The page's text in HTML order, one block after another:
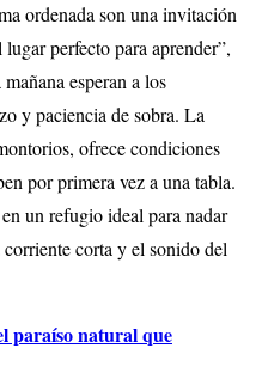
ordenada son una invitación
perfecto para aprender”,
esperan a los
y paciencia de sobra. La
ofrece condiciones
por primera vez a una tabla.
un refugio ideal para nadar
corta y el sonido del
paraíso natural que